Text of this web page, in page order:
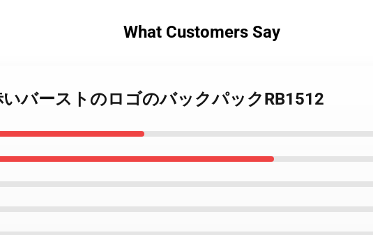
What Customers Say
バーストのロゴのバックパックRB1512